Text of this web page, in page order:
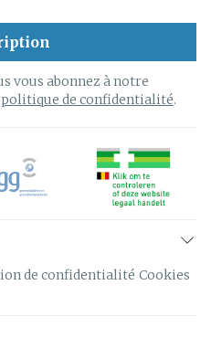
vous abonnez à notre
politique de confidentialité.
de confidentialité Cookies